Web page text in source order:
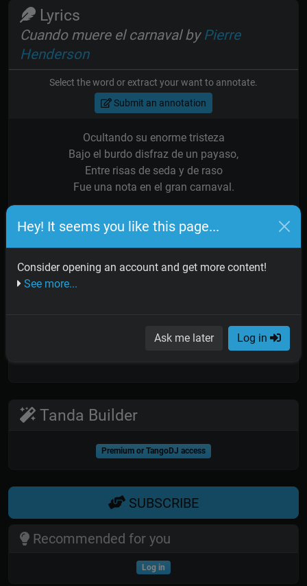
Hey! It seems you like this page...
Consider opening an account and get more content!
See more...
Ask me later Log in
Lyrics
Cuando muere el carnaval by Pierre
Henderson
Select the word or extract your want to annotate.
Submit an annotation
Ocultando su enorme tristeza
Bajo el burdo disfraz de un payaso,
Entre risas de seda y de raso
Fue una nota en el gran carnaval.
Precisaba olvidar sus tormentos
Defender su pasión de la duda,
Fue una hoguera en su seno fatal.
Era la misma que tanto quería
La que antes él disculpaba su mal.
Tanda Builder
Premium or TangoDJ access
SUBSCRIBE
Recommended for you
Log in